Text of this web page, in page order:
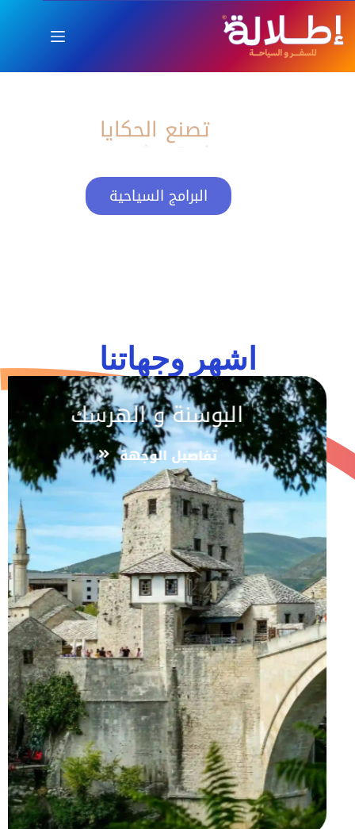
اطلالة
العام الجديد بإطلالة ساحرة
تصنع الحكايات
البرامج السياحية
اشهر وجهاتنا
البوسنة و الهرسك
تفاصيل الوجهة